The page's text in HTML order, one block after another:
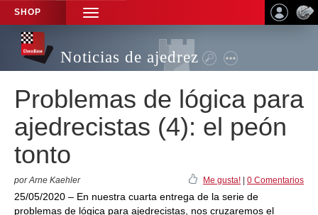
SHOP
TOGGLE
NAVIGATION
Noticias de ajedrez
Problemas de lógica para
ajedrecistas (4): el peón
tonto
por Arne Kaehler Me gusta! 0 Comentarios
25/05/2020 – En nuestra cuarta entrega de la serie de
problemas de lógica para ajedrecistas, nos cruzaremos el